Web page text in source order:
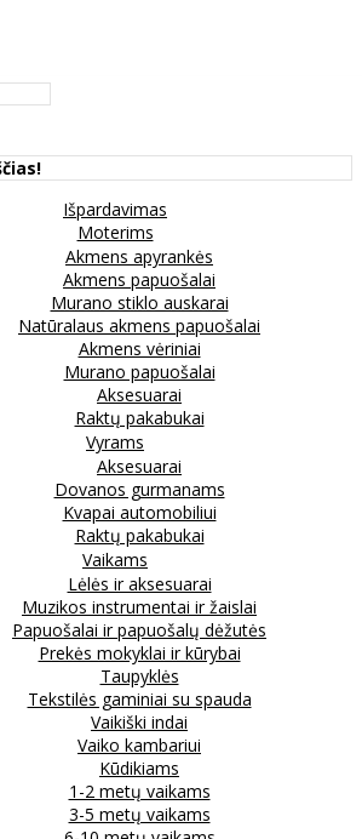
Išpardavimas
Moterims
Akmens apyrankės
Akmens papuošalai
Murano stiklo auskarai
Natūralaus akmens papuošalai
Akmens vėriniai
Murano papuošalai
Aksesuarai
Raktų pakabukai
Vyrams
Aksesuarai
Dovanos gurmanams
Kvapai automobiliui
Raktų pakabukai
Vaikams
Lėlės ir aksesuarai
Muzikos instrumentai ir žaislai
Papuošalai ir papuošalų dėžutės
Prekės mokyklai ir kūrybai
Taupyklės
Tekstilės gaminiai su spauda
Vaikiški indai
Vaiko kambariui
Kūdikiams
1-2 metų vaikams
3-5 metų vaikams